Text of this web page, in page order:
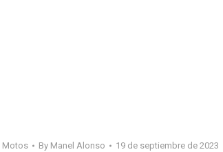
Motos By Manel Alonso 19 de septiembre de 2023